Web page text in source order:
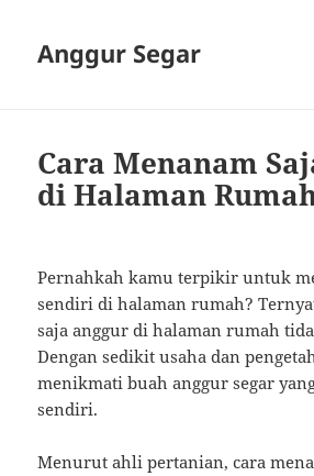
Anggur Segar
Cara Menanam
di Halaman
Pernahkah kamu terpikir untuk
sendiri di halaman rumah?
saja anggur di halaman rumah
Dengan sedikit usaha dan
menikmati buah anggur segar
sendiri.
Menurut ahli pertanian, cara